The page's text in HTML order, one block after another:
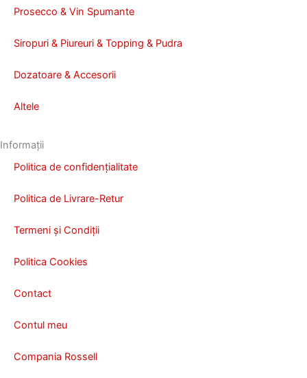
Prosecco & Vin Spumante
Siropuri & Piureuri & Topping & Pudra
Dozatoare & Accesorii
Altele
Informații
Politica de confidențialitate
Politica de Livrare-Retur
Termeni și Condiții
Politica Cookies
Contact
Contul meu
Compania Rossell